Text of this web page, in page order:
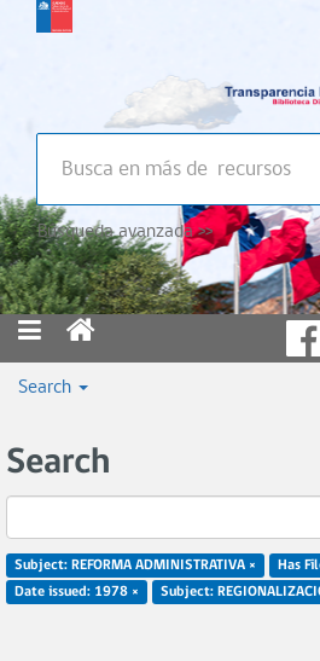
Búsqueda avanzada >>
Search
Search
Subject: REFORMA ADMINISTRATIVA ×
Has
Date issued: 1978 ×
Subject: